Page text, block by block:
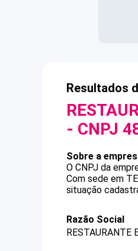
Resultados
- CNPJ
Sobre a
O CNPJ da
Com sede em
situação
Razão Social
RESTAURANTE